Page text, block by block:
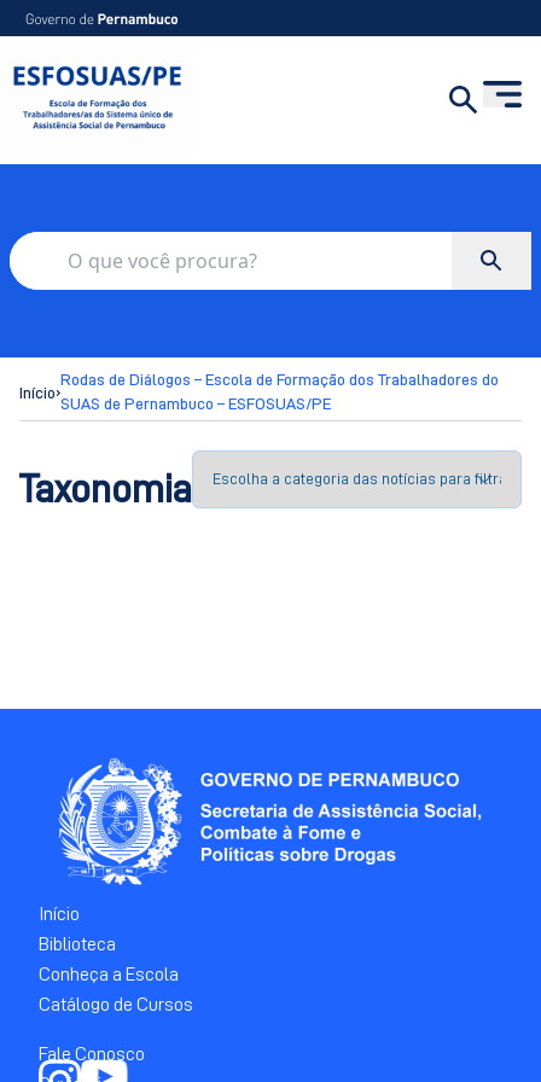
Início›
Rodas de Diálogos – Escola de Formação dos Trabalhadores do
SUAS de Pernambuco – ESFOSUAS/PE
Taxonomia
Início
Biblioteca
Conheça a Escola
Catálogo de Cursos
Fale Conosco